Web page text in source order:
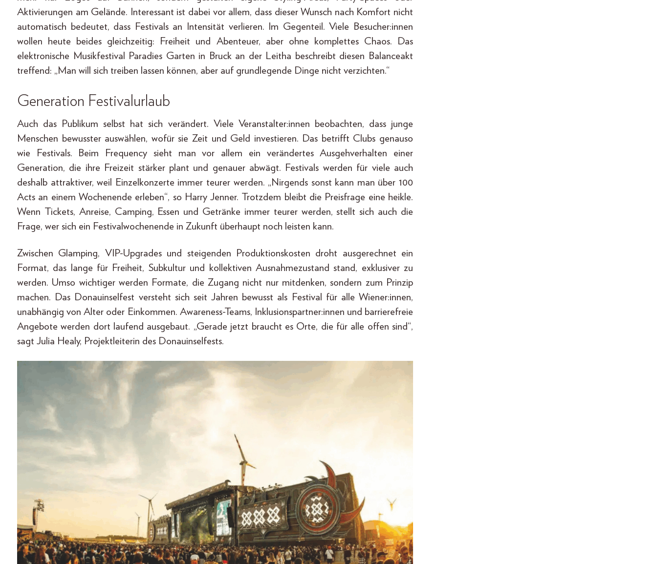
Aktivierungen am Gelände. Interessant ist dabei vor allem, dass dieser Wunsch nach Komfort nicht
automatisch bedeutet, dass Festivals an Intensität verlieren. Im Gegenteil. Viele Besucher:innen
wollen heute beides gleichzeitig: Freiheit und Abenteuer, aber ohne komplettes Chaos. Das
elektronische Musikfestival Paradies Garten in Bruck an der Leitha beschreibt diesen Balanceakt
treffend: „Man will sich treiben lassen können, aber auf grundlegende Dinge nicht verzichten.“
Generation Festivalurlaub
Auch das Publikum selbst hat sich verändert. Viele Veranstalter:innen beobachten, dass junge
Menschen bewusster auswählen, wofür sie Zeit und Geld investieren. Das betrifft Clubs genauso
wie Festivals. Beim Frequency sieht man vor allem ein verändertes Ausgehverhalten einer
Generation, die ihre Freizeit stärker plant und genauer abwägt. Festivals werden für viele auch
deshalb attraktiver, weil Einzelkonzerte immer teurer werden. „Nirgends sonst kann man über 100
Acts an einem Wochenende erleben“, so Harry Jenner. Trotzdem bleibt die Preisfrage eine heikle.
Wenn Tickets, Anreise, Camping, Essen und Getränke immer teurer werden, stellt sich auch die
Frage, wer sich ein Festivalwochenende in Zukunft überhaupt noch leisten kann.
Zwischen Glamping, VIP-Upgrades und steigenden Produktionskosten droht ausgerechnet ein
Format, das lange für Freiheit, Subkultur und kollektiven Ausnahmezustand stand, exklusiver zu
werden. Umso wichtiger werden Formate, die Zugang nicht nur mitdenken, sondern zum Prinzip
machen. Das Donauinselfest versteht sich seit Jahren bewusst als Festival für alle Wiener:innen,
unabhängig von Alter oder Einkommen. Awareness-Teams, Inklusionspartner:innen und barrierefreie
Angebote werden dort laufend ausgebaut. „Gerade jetzt braucht es Orte, die für alle offen sind“,
sagt Julia Healy, Projektleiterin des Donauinselfests.